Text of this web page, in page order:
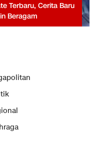
Terbaru, Cerita Baru
Beragam